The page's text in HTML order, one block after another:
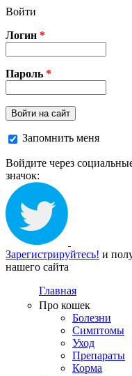
Перейти к основному
Войти
Логин *
Пароль *
Войти на сайт
Запомнить меня
Войдите через
значок:
Зарегистрируйтесь! и
нашего сайта
Главная
Про кошек
Болезни
Симптомы
Уход
Препараты
Корма